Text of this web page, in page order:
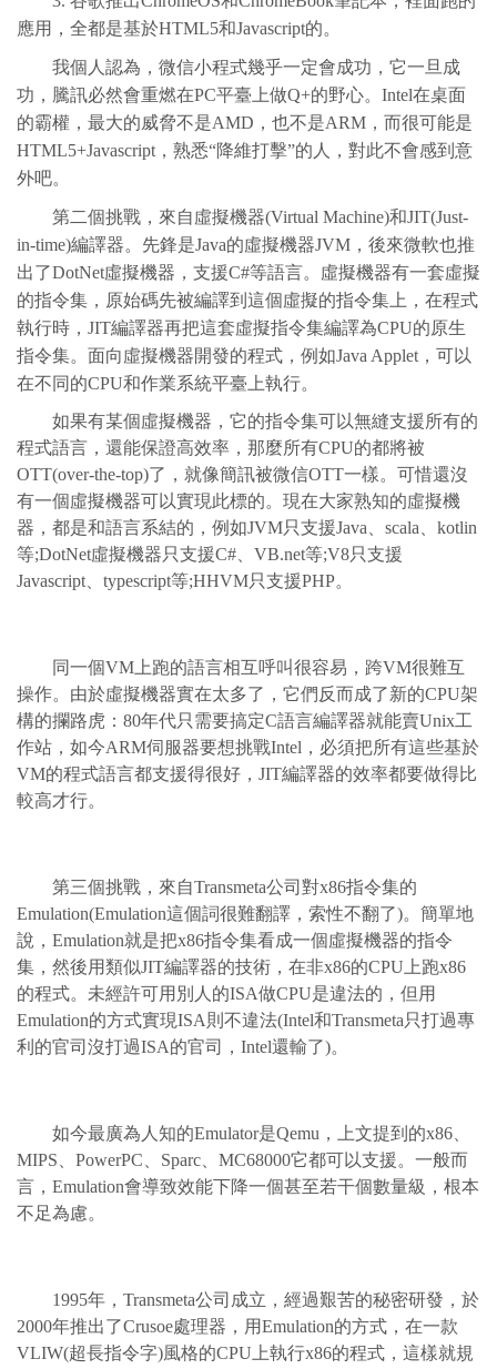
應用，全都是基於HTML5和Javascript的。
我個人認為，微信小程式幾乎一定會成功，它一旦成
功，騰訊必然會重燃在PC平臺上做Q+的野心。Intel在桌面
的霸權，最大的威脅不是AMD，也不是ARM，而很可能是
HTML5+Javascript，熟悉“降維打擊”的人，對此不會感到意
外吧。
第二個挑戰，來自虛擬機器(Virtual Machine)和JIT(Just-
in-time)編譯器。先鋒是Java的虛擬機器JVM，後來微軟也推
出了DotNet虛擬機器，支援C#等語言。虛擬機器有一套虛擬
的指令集，原始碼先被編譯到這個虛擬的指令集上，在程式
執行時，JIT編譯器再把這套虛擬指令集編譯為CPU的原生
指令集。面向虛擬機器開發的程式，例如Java Applet，可以
在不同的CPU和作業系統平臺上執行。
如果有某個虛擬機器，它的指令集可以無縫支援所有的
程式語言，還能保證高效率，那麼所有CPU的都將被
OTT(over-the-top)了，就像簡訊被微信OTT一樣。可惜還沒
有一個虛擬機器可以實現此標的。現在大家熟知的虛擬機
器，都是和語言系結的，例如JVM只支援Java、scala、kotlin
等;DotNet虛擬機器只支援C#、VB.net等;V8只支援
Javascript、typescript等;HHVM只支援PHP。
同一個VM上跑的語言相互呼叫很容易，跨VM很難互
操作。由於虛擬機器實在太多了，它們反而成了新的CPU架
構的攔路虎：80年代只需要搞定C語言編譯器就能賣Unix工
作站，如今ARM伺服器要想挑戰Intel，必須把所有這些基於
VM的程式語言都支援得很好，JIT編譯器的效率都要做得比
較高才行。
第三個挑戰，來自Transmeta公司對x86指令集的
Emulation(Emulation這個詞很難翻譯，索性不翻了)。簡單地
說，Emulation就是把x86指令集看成一個虛擬機器的指令
集，然後用類似JIT編譯器的技術，在非x86的CPU上跑x86
的程式。未經許可用別人的ISA做CPU是違法的，但用
Emulation的方式實現ISA則不違法(Intel和Transmeta只打過專
利的官司沒打過ISA的官司，Intel還輸了)。
如今最廣為人知的Emulator是Qemu，上文提到的x86、
MIPS、PowerPC、Sparc、MC68000它都可以支援。一般而
言，Emulation會導致效能下降一個甚至若干個數量級，根本
不足為慮。
1995年，Transmeta公司成立，經過艱苦的秘密研發，於
2000年推出了Crusoe處理器，用Emulation的方式，在一款
VLIW(超長指令字)風格的CPU上執行x86的程式，這樣就規